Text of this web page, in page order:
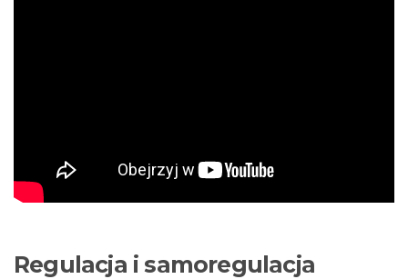
Regulacja i samoregulacja